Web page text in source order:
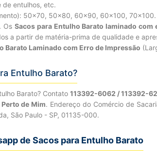
de entulhos, etc.
50×70, 50×80, 60×90, 60×100, 70×100.
. Os Sacos para Entulho Barato laminado com
a partir de matéria-prima de qualidade e
Barato Laminado com Erro de Impressão
Entulho Barato?
Barato? Contato 113392-6062 / 113392-
de Mim. Endereço do Comércio de
São Paulo - SP, 01135-000.
de Sacos para Entulho Barato